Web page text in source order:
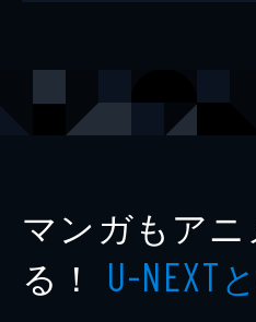
レーベル セルフラッシュSP
マンガもア
る！ U-NEXT